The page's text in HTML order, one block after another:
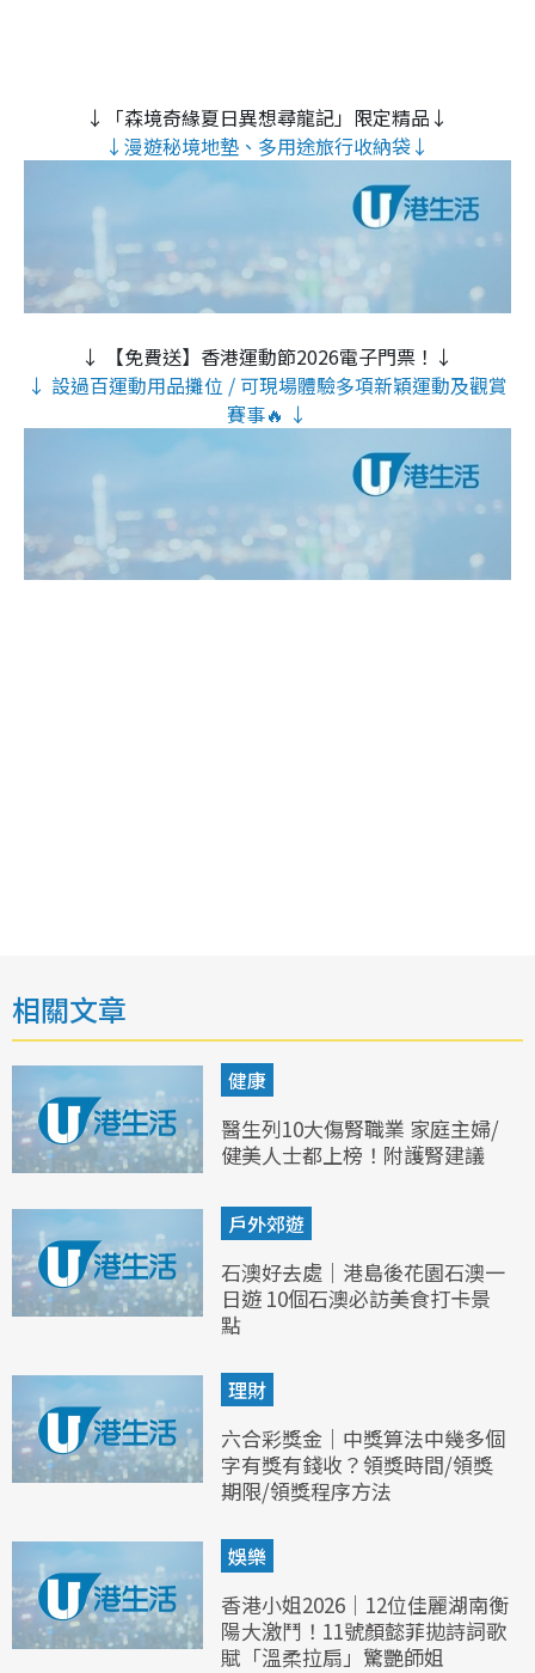
↓「森境奇緣夏日異想尋龍記」限定精品↓
↓漫遊秘境地墊、多用途旅行收納袋↓
↓ 【免費送】香港運動節2026電子門票！↓
↓ 設過百運動用品攤位 / 可現場體驗多項新穎運動及觀賞
賽事🔥 ↓
相關文章
健康
醫生列10大傷腎職業 家庭主婦/
健美人士都上榜！附護腎建議
戶外郊遊
石澳好去處｜港島後花園石澳一
日遊 10個石澳必訪美食打卡景
點
理財
六合彩獎金｜中獎算法中幾多個
字有獎有錢收？領獎時間/領獎
期限/領獎程序方法
娛樂
香港小姐2026｜12位佳麗湖南衡
陽大激鬥！11號顏懿菲拋詩詞歌
賦「溫柔拉扇」驚艷師姐